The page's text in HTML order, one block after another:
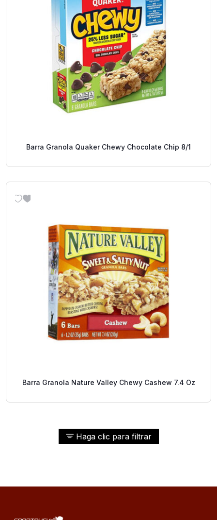
Haga clic para filtrar
Barra Granola Quaker Chewy Chocolate Chip 8/1
Barra Granola Nature Valley Chewy Cashew 7.4 Oz